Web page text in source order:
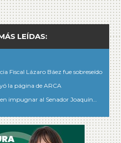
LEÍDAS:
Fiscal Lázaro Báez fue sobreseído
la página de ARCA
impugnar al Senador Joaquín…